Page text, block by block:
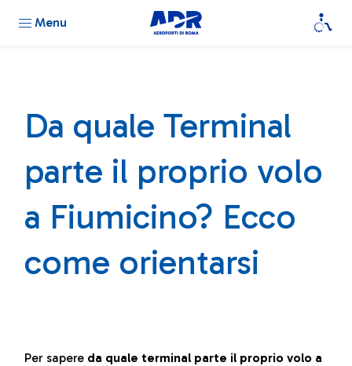
Menu
Da quale Terminal
parte il proprio volo
a Fiumicino? Ecco
come orientarsi
Per sapere da quale terminal parte il proprio volo a